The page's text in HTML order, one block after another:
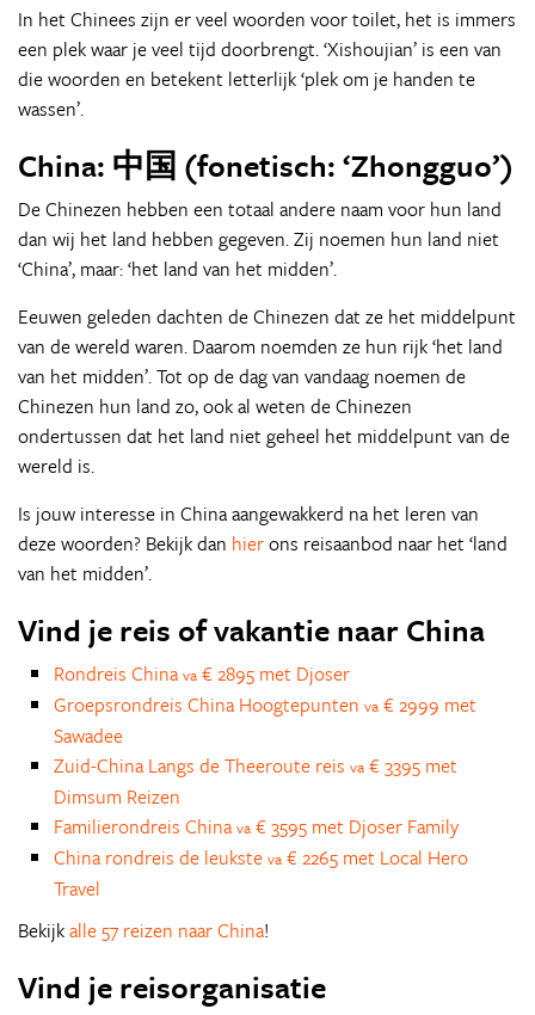
In het Chinees zijn er veel woorden voor toilet, het is immers
een plek waar je veel tijd doorbrengt. ‘Xishoujian’ is een van
die woorden en betekent letterlijk ‘plek om je handen te
wassen’.
China: 中国 (fonetisch: ‘Zhongguo’)
De Chinezen hebben een totaal andere naam voor hun land
dan wij het land hebben gegeven. Zij noemen hun land niet
‘China’, maar: ‘het land van het midden’.
Eeuwen geleden dachten de Chinezen dat ze het middelpunt
van de wereld waren. Daarom noemden ze hun rijk ‘het land
van het midden’. Tot op de dag van vandaag noemen de
Chinezen hun land zo, ook al weten de Chinezen
ondertussen dat het land niet geheel het middelpunt van de
wereld is.
Is jouw interesse in China aangewakkerd na het leren van
deze woorden? Bekijk dan hierons reisaanbod naar het ‘land
van het midden’.
Vind je reis of vakantie naar China
Rondreis China va € 2895 met Djoser
Groepsrondreis China Hoogtepunten va € 2999 met
Sawadee
Zuid-China Langs de Theeroute reis va € 3395 met
Dimsum Reizen
Familierondreis China va € 3595 met Djoser Family
China rondreis de leukste va € 2265 met Local Hero
Travel
Bekijkalle 57 reizen naar China!
Vind je reisorganisatie